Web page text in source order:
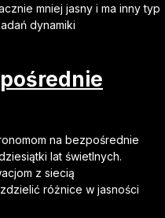
mniej jasny i ma inny typ
dynamiki
na bezpośrednie
lat świetlnych.
z siecią
różnice w jasności